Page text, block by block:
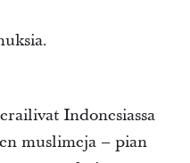
Indonesiassa
muslimeja – pian